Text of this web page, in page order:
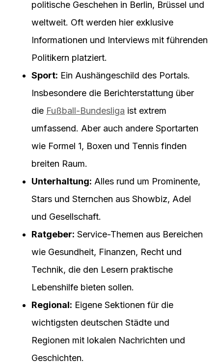
politische Geschehen in Berlin, Brüssel und
weltweit. Oft werden hier exklusive
Informationen und Interviews mit führenden
Politikern platziert.
Sport: Ein Aushängeschild des Portals.
Insbesondere die Berichterstattung über
die Fußball-Bundesliga ist extrem
umfassend. Aber auch andere Sportarten
wie Formel 1, Boxen und Tennis finden
breiten Raum.
Unterhaltung: Alles rund um Prominente,
Stars und Sternchen aus Showbiz, Adel
und Gesellschaft.
Ratgeber: Service-Themen aus Bereichen
wie Gesundheit, Finanzen, Recht und
Technik, die den Lesern praktische
Lebenshilfe bieten sollen.
Regional: Eigene Sektionen für die
wichtigsten deutschen Städte und
Regionen mit lokalen Nachrichten und
Geschichten.